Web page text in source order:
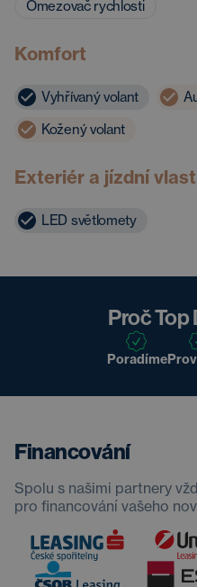
Omezovač rychlosti
Komfort
Vyhřívaný volant
Kožený volant
Exteriér a jízdní
LED světlomety
Proč Top
Poradíme
Financování
Spolu s našimi partnery
pro financování vašeho